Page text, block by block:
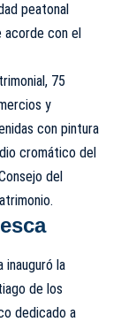
peatonal
con el
75
y
con pintura
cromático del
del
inauguró la
de los
dedicado a